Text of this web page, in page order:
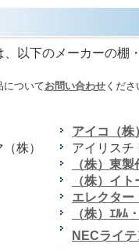
以下のメーカーの棚
についてお問い合わせ くださ
アイコ（株
株）
アイリスチ
（株）東製
（株）イト
エレクター
（株）ｴﾙﾑ
NECライテ